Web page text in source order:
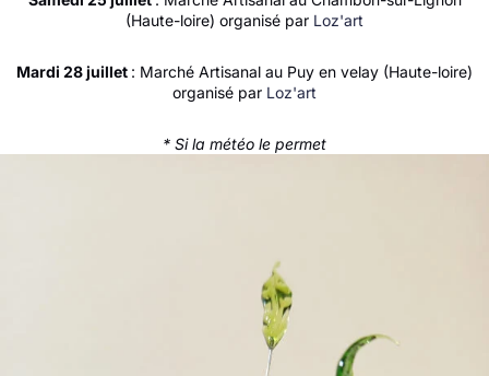
(Haute-loire) organisé par Loz'art
Mardi 28 juillet : Marché Artisanal au Puy en velay (Haute-loire)
organisé par Loz'art
* Si la météo le permet